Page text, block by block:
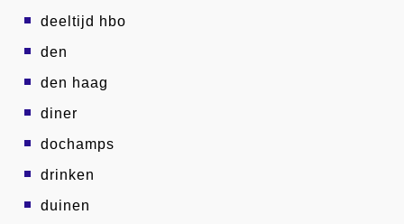
deeltijd hbo
den
den haag
diner
dochamps
drinken
duinen